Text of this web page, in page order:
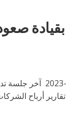
أنهت تداولات وول
أرباح